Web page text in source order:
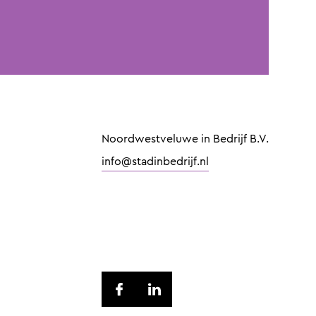
Noordwestveluwe in Bedrijf B.V.
info@stadinbedrijf.nl